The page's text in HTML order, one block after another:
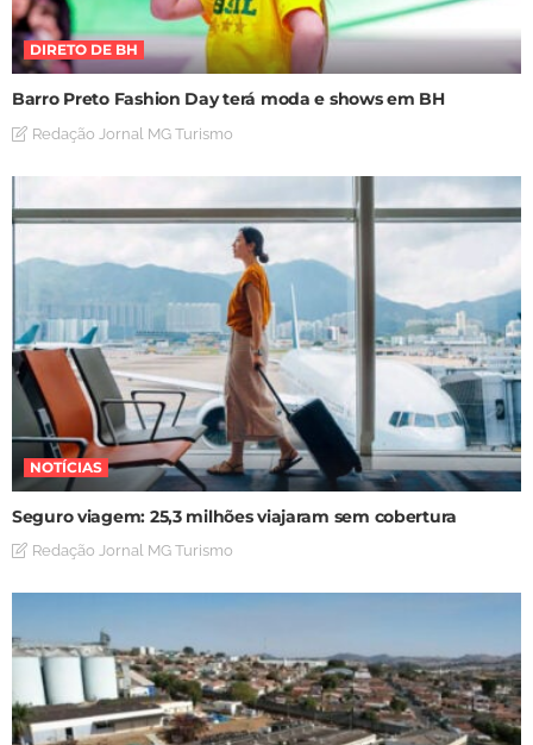
DIRETO DE BH
Barro Preto Fashion Day terá moda e shows em BH
Redação Jornal MG Turismo
NOTÍCIAS
Seguro viagem: 25,3 milhões viajaram sem cobertura
Redação Jornal MG Turismo